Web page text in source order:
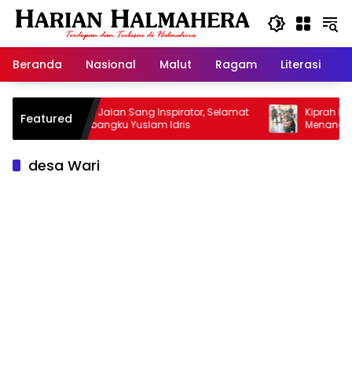
Langsung
Beranda
Nasional Malut Ragam Literasi
Featured
Selamat Jalan Sang Inspirator, Selamat
Jalan Abangku Yuslam Idris
Kiprah Korem
Menangani
desa Wari